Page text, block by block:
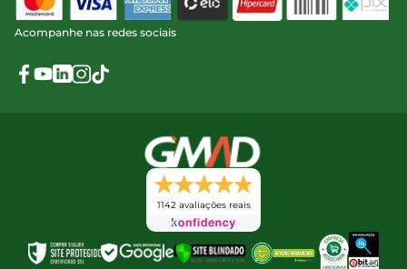
Acompanhe nas redes sociais
1142 avaliações reais